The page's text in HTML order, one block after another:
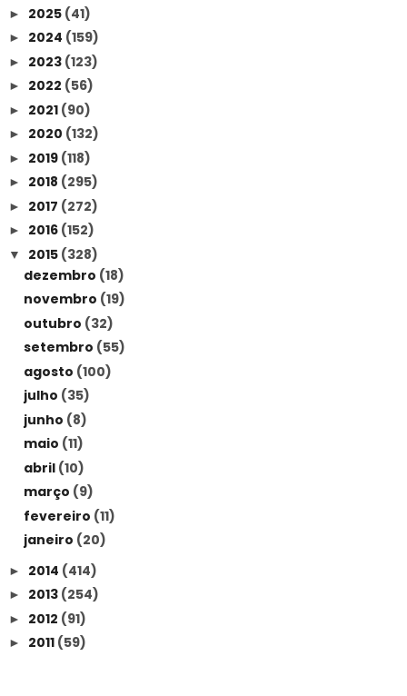
► 2025 (41)
► 2024 (159)
► 2023 (123)
► 2022 (56)
► 2021 (90)
► 2020 (132)
► 2019 (118)
► 2018 (295)
► 2017 (272)
► 2016 (152)
▼ 2015 (328)
dezembro (18)
novembro (19)
outubro (32)
setembro (55)
agosto (100)
julho (35)
junho (8)
maio (11)
abril (10)
março (9)
fevereiro (11)
janeiro (20)
► 2014 (414)
► 2013 (254)
► 2012 (91)
► 2011 (59)